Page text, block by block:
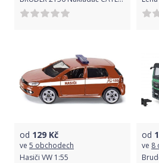
od 129 Kč
ve 5 obchodech
Hasiči VW 1:55
od
ve 8